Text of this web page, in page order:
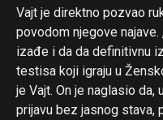
Vajt je direktno pozvao
povodom njegove
izađe i da da definitivnu
testisa koji igraju u
je Vajt. On je naglasio
prijavu bez jasnog stava,